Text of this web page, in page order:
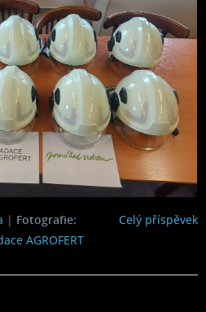
Celý příspěvek
| Fotografie:
AGROFERT